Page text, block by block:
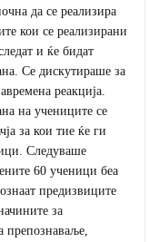
да се реализира
кои се реализирани
и ќе бидат
Се дискутираше за
реакција.
на учениците се
за кои тие ќе ги
Следуваше
60 ученици беа
предизвиците
за
препознаваље,